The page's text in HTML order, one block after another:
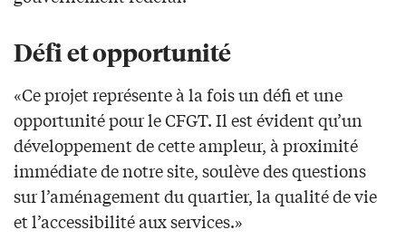
Défi et opportunité
«Ce projet représente à la fois un défi et une
opportunité pour le CFGT. Il est évident qu’un
développement de cette ampleur, à proximité
immédiate de notre site, soulève des questions
sur l’aménagement du quartier, la qualité de vie
et l’accessibilité aux services.»